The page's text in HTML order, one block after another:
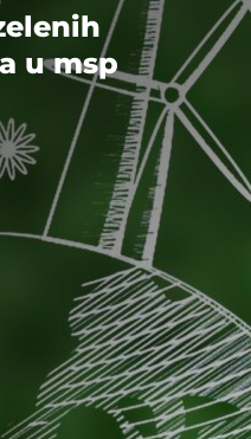
u msp